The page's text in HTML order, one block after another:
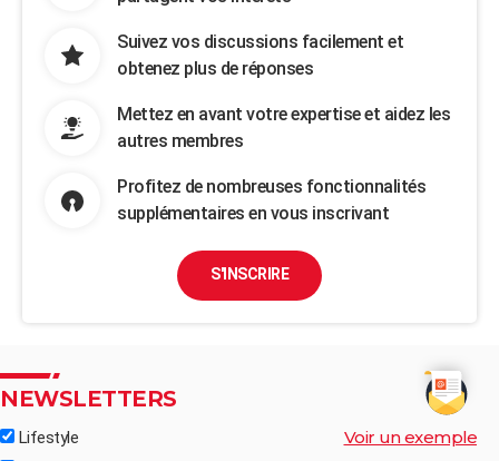
Suivez vos discussions facilement et
obtenez plus de réponses
Mettez en avant votre expertise et aidez les
autres membres
Profitez de nombreuses fonctionnalités
supplémentaires en vous inscrivant
S'INSCRIRE
NEWSLETTERS
Lifestyle Voir un exemple